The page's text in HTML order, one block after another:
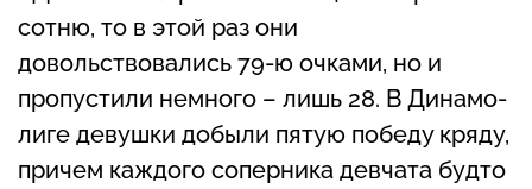
сотню, то в этой раз они
довольствовались 79-ю очками, но и
пропустили немного – лишь 28. В Динамо-
лиге девушки добыли пятую победу кряду,
причем каждого соперника девчата будто